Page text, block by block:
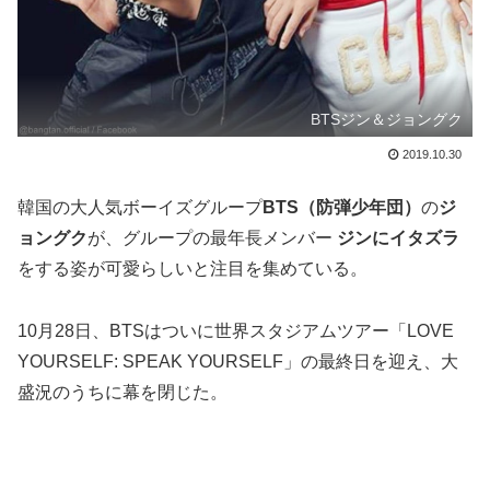
BTSジン＆ジョングク
2019.10.30
韓国の大人気ボーイズグループBTS（防弾少年団） のジ
ョングクが、グループの最年長メンバー ジンにイタズラ
をする姿が可愛らしいと注目を集めている。
10月28日、BTSはついに世界スタジアムツアー「LOVE
YOURSELF: SPEAK YOURSELF」の最終日を迎え、大
盛況のうちに幕を閉じた。